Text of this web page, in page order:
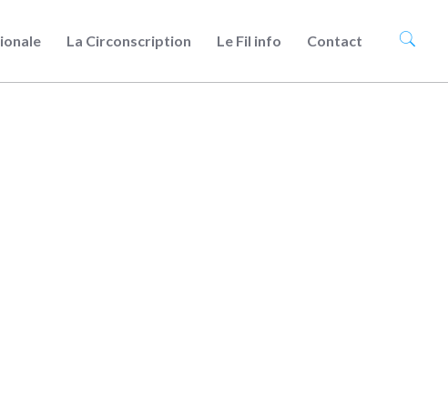
La Circonscription Le Fil info Contact